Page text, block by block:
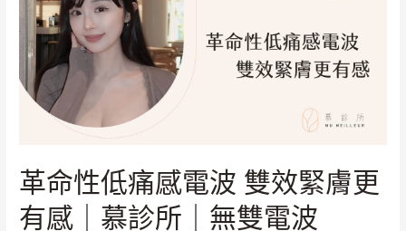
革命性低痛感電波 雙效緊膚更
有感｜慕診所｜無雙電波